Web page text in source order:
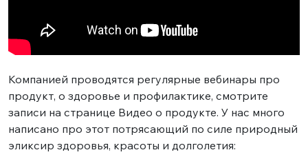
Компанией проводятся регулярные вебинары про
продукт, о здоровье и профилактике, смотрите
записи на странице Видео о продукте. У нас много
написано про этот потрясающий по силе природный
эликсир здоровья, красоты и долголетия: